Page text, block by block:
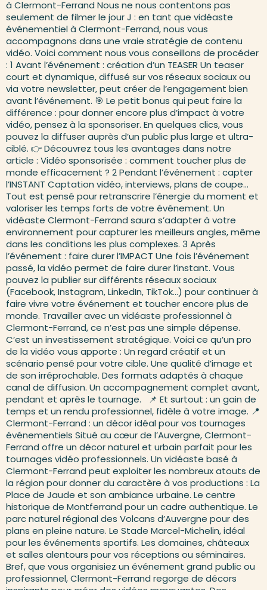
à Clermont-Ferrand Nous ne nous contentons pas
seulement de filmer le jour J : en tant que vidéaste
événementiel à Clermont-Ferrand, nous vous
accompagnons dans une vraie stratégie de contenu
vidéo. Voici comment nous vous conseillons de procéder
: 1 Avant l’événement : création d’un TEASER Un teaser
court et dynamique, diffusé sur vos réseaux sociaux ou
via votre newsletter, peut créer de l’engagement bien
avant l’événement. 🎯 Le petit bonus qui peut faire la
différence : pour donner encore plus d’impact à votre
vidéo, pensez à la sponsoriser. En quelques clics, vous
pouvez la diffuser auprès d’un public plus large et ultra-
ciblé. 👉 Découvrez tous les avantages dans notre
article : Vidéo sponsorisée : comment toucher plus de
monde efficacement ? 2 Pendant l’événement : capter
l’INSTANT Captation vidéo, interviews, plans de coupe…
Tout est pensé pour retranscrire l’énergie du moment et
valoriser les temps forts de votre événement. Un
vidéaste Clermont-Ferrand saura s’adapter à votre
environnement pour capturer les meilleurs angles, même
dans les conditions les plus complexes. 3 Après
l’événement : faire durer l’IMPACT Une fois l’événement
passé, la vidéo permet de faire durer l’instant. Vous
pouvez la publier sur différents réseaux sociaux
(Facebook, Instagram, LinkedIn, TikTok…) pour continuer à
faire vivre votre événement et toucher encore plus de
monde. Travailler avec un vidéaste professionnel à
Clermont-Ferrand, ce n’est pas une simple dépense.
C’est un investissement stratégique. Voici ce qu’un pro
de la vidéo vous apporte : Un regard créatif et un
scénario pensé pour votre cible. Une qualité d’image et
de son irréprochable. Des formats adaptés à chaque
canal de diffusion. Un accompagnement complet avant,
pendant et après le tournage. 📌 Et surtout : un gain de
temps et un rendu professionnel, fidèle à votre image. 📍
Clermont-Ferrand : un décor idéal pour vos tournages
événementiels Situé au cœur de l’Auvergne, Clermont-
Ferrand offre un décor naturel et urbain parfait pour les
tournages vidéo professionnels. Un vidéaste basé à
Clermont-Ferrand peut exploiter les nombreux atouts de
la région pour donner du caractère à vos productions : La
Place de Jaude et son ambiance urbaine. Le centre
historique de Montferrand pour un cadre authentique. Le
parc naturel régional des Volcans d’Auvergne pour des
plans en pleine nature. Le Stade Marcel-Michelin, idéal
pour les événements sportifs. Les domaines, châteaux
et salles alentours pour vos réceptions ou séminaires.
Bref, que vous organisiez un événement grand public ou
professionnel, Clermont-Ferrand regorge de décors